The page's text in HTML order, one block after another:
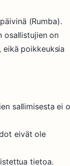
(Rumba).
osallistujien on
poikkeuksia
sallimisesta ei
eivät ole
tietoa.